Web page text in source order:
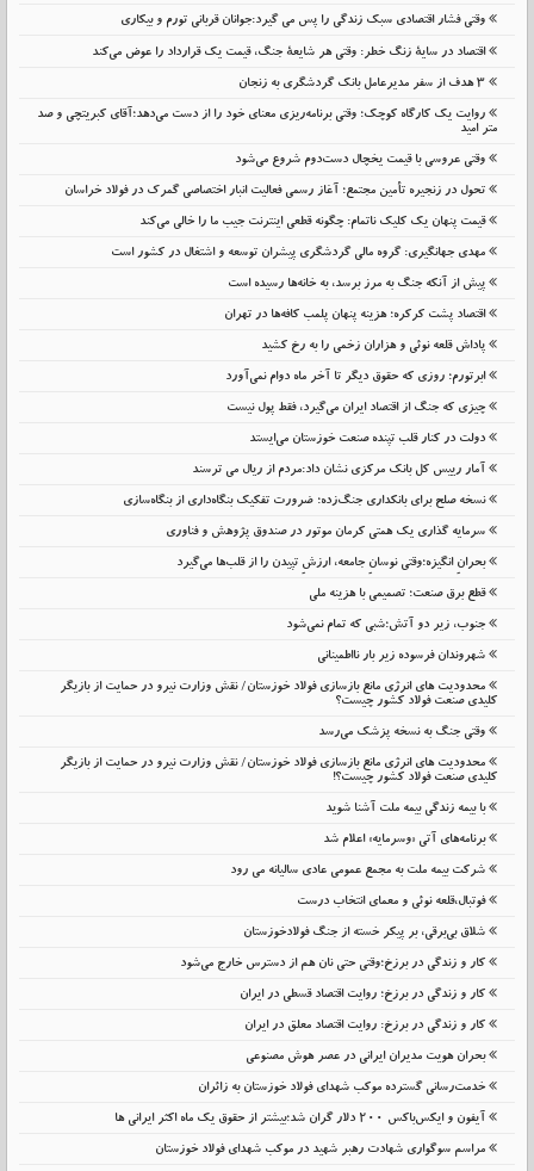
وقتی فشار اقتصادی سبک زندگی را پس می گیرد:جوانان قربانی تورم و بیکاری
اقتصاد در سایهٔ زنگ خطر: وقتی هر شایعهٔ جنگ، قیمت یک قرارداد را عوض می‌کند
۳ هدف از سفر مدیرعامل بانک گردشگری به زنجان
روایت یک کارگاه کوچک؛ وقتی برنامه‌ریزی معنای خود را از دست می‌دهد؛آقای کبریتچی و صد
متر امید
وقتی عروسی با قیمت یخچال دست‌دوم شروع می‌شود
تحول در زنجیره تأمین مجتمع؛ آغاز رسمی فعالیت انبار اختصاصی گمرک در فولاد خراسان
قیمت پنهان یک کلیک ناتمام: چگونه قطعی اینترنت جیب ما را خالی می‌کند
مهدی جهانگیری: گروه مالی گردشگری پیشران توسعه و اشتغال در کشور است
پیش از آنکه جنگ به مرز برسد، به خانه‌ها رسیده است
اقتصاد پشت کرکره؛ هزینه پنهان پلمب کافه‌ها در تهران
پاداش قلعه نوئی و هزاران زخمی را به رخ کشید
ابرتورم؛ روزی که حقوق دیگر تا آخر ماه دوام نمی‌آورد
چیزی که جنگ از اقتصاد ایران می‌گیرد، فقط پول نیست
دولت در کنار قلب تپنده صنعت خوزستان می‌ایستد
آمار رییس کل بانک مرکزی نشان داد:مردم از ریال می ترسند
نسخه صلح برای بانکداری جنگ‌زده؛ ضرورت تفکیک بنگاه‌داری از بنگاه‌سازی
سرمایه گذاری یک همتی کرمان موتور در صندوق پژوهش و فناوری
بحرانِ انگیزه؛وقتی نوسانِ جامعه، ارزشِ تپیدن را از قلب‌ها می‌گیرد
قطع برق صنعت؛ تصمیمی با هزینه ملی
جنوب، زیر دو آتش؛شبی که تمام نمی‌شود
شهروندان فرسوده زیر بار نااطمینانی
محدودیت های انرژی مانع بازسازی فولاد خوزستان/ نقش وزارت نیرو در حمایت از بازیگر
کلیدی صنعت فولاد کشور چیست؟
وقتی جنگ به نسخه پزشک می‌رسد
محدودیت های انرژی مانع بازسازی فولاد خوزستان/ نقش وزارت نیرو در حمایت از بازیگر
کلیدی صنعت فولاد کشور چیست؟!
با بیمه زندگی بیمه ملت آشنا شوید
برنامه‌های آتی «وسرمایه» اعلام شد
شرکت بیمه ملت به مجمع عمومی عادی سالیانه می رود
فوتبال،قلعه نوئی و معمای انتخاب درست
شلاق‌ بی‌برقی، بر پیکر خسته‌ از جنگ فولادخوزستان
کار و زندگی در برزخ؛وقتی حتی نان هم از دسترس خارج می‌شود
کار و زندگی در برزخ؛ روایت اقتصاد قسطی در ایران
کار و زندگی در برزخ: روایت اقتصاد معلق در ایران
بحران هویت مدیران ایرانی در عصر هوش مصنوعی
خدمت‌رسانی گسترده موکب شهدای فولاد خوزستان به زائران
آیفون و ایکس‌باکس ۲۰۰ دلار گران شد؛بیشتر از حقوق یک ماه اکثر ایرانی ها
مراسم سوگواری شهادت رهبر شهید در موکب شهدای فولاد خوزستان